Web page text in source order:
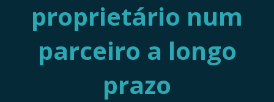
proprietário num
parceiro a longo
prazo